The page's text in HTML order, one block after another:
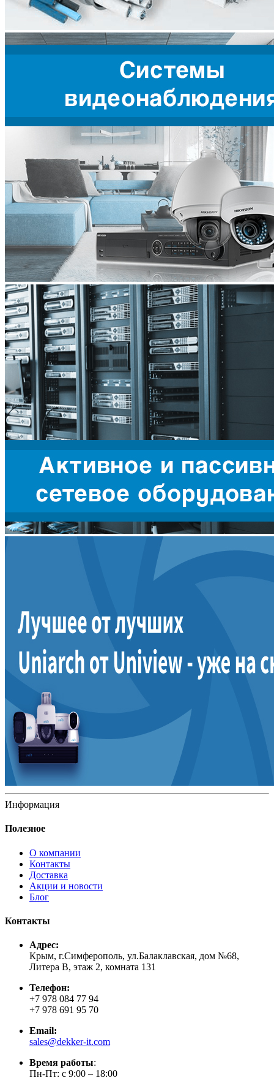
Информация
Полезное
О компании
Контакты
Доставка
Акции и новости
Блог
Контакты
Адрес:
Крым, г.Симферополь, ул.Балаклавская, дом №68,
Литера В, этаж 2, комната 131
Телефон:
+7 978 084 77 94
+7 978 691 95 70
Email:
sales@dekker-it.com
Время работы:
Пн-Пт: с 9:00 – 18:00